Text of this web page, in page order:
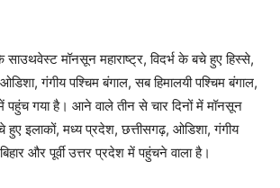
साउथवेस्ट मॉनसून महाराष्ट्र, विदर्भ के बचे हुए हिस्से,
गंगीय पश्चिम बंगाल, सब हिमालयी पश्चिम बंगाल,
गया है। आने वाले तीन से चार दिनों में मॉनसून
हुए इलाकों, मध्य प्रदेश, छत्तीसगढ़, ओडिशा, गंगीय
और पूर्वी उत्तर प्रदेश में पहुंचने वाला है।